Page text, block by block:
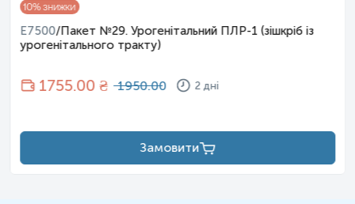
10% знижки
E7500/Пакет №29. Урогенітальний ПЛР-1 (зішкріб із
урогенітального тракту)
1755.00 ₴ 1950.00 2 дні
Замовити